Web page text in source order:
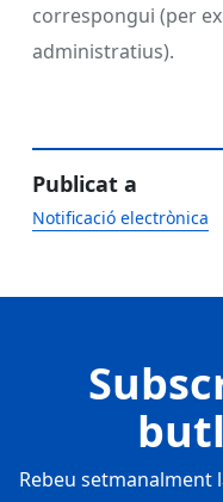
correspongui (per
administratius).
Publicat a
Notificació electrònica
Rebeu setmanalment